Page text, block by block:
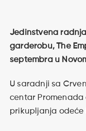
Jedinstvena
garderobu, The
septembra u
U saradnji sa
centar
prikupljanja odeće